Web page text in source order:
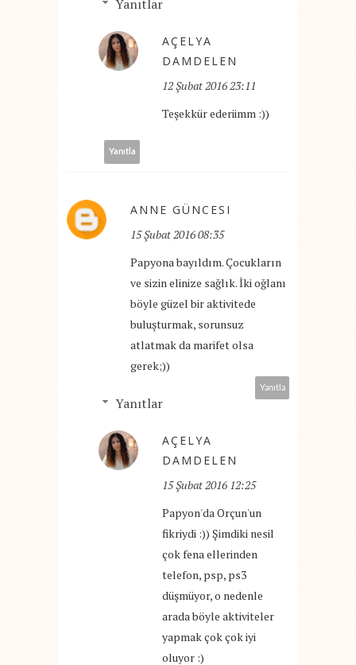
Yanıtlar
AÇELYA
DAMDELEN
12 Şubat 2016 23:11
Teşekkür ederiimm :))
Yanıtla
ANNE GÜNCESI
15 Şubat 2016 08:35
Papyona bayıldım. Çocukların
ve sizin elinize sağlık. İki oğlanı
böyle güzel bir aktivitede
buluşturmak, sorunsuz
atlatmak da marifet olsa
gerek;))
Yanıtla
Yanıtlar
AÇELYA
DAMDELEN
15 Şubat 2016 12:25
Papyon'da Orçun'un
fikriydi :)) Şimdiki nesil
çok fena ellerinden
telefon, psp, ps3
düşmüyor, o nedenle
arada böyle aktiviteler
yapmak çok çok iyi
oluyor :)